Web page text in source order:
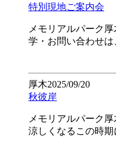
特別現地ご案内会
メモリアルパーク
学・お問い合わせ
厚木2025/09/20
秋彼岸
メモリアルパーク
涼しくなるこの時